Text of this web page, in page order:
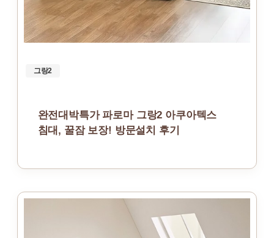
그랑2
완전대박특가 파로마 그랑2 아쿠아텍스
침대, 꿀잠 보장! 방문설치 후기